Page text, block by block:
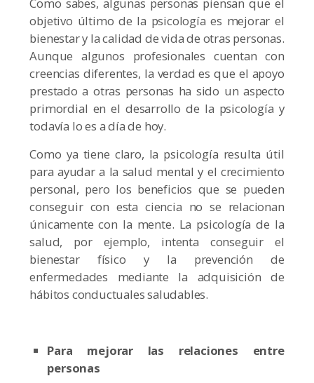
Como sabes, algunas personas piensan que el
objetivo último de la psicología es mejorar el
bienestar y la calidad de vida de otras personas.
Aunque algunos profesionales cuentan con
creencias diferentes, la verdad es que el apoyo
prestado a otras personas ha sido un aspecto
primordial en el desarrollo de la psicología y
todavía lo es a día de hoy.
Como ya tiene claro, la psicología resulta útil
para ayudar a la salud mental y el crecimiento
personal, pero los beneficios que se pueden
conseguir con esta ciencia no se relacionan
únicamente con la mente. La psicología de la
salud, por ejemplo, intenta conseguir el
bienestar físico y la prevención de
enfermedades mediante la adquisición de
hábitos conductuales saludables.
Para mejorar las relaciones entre
personas